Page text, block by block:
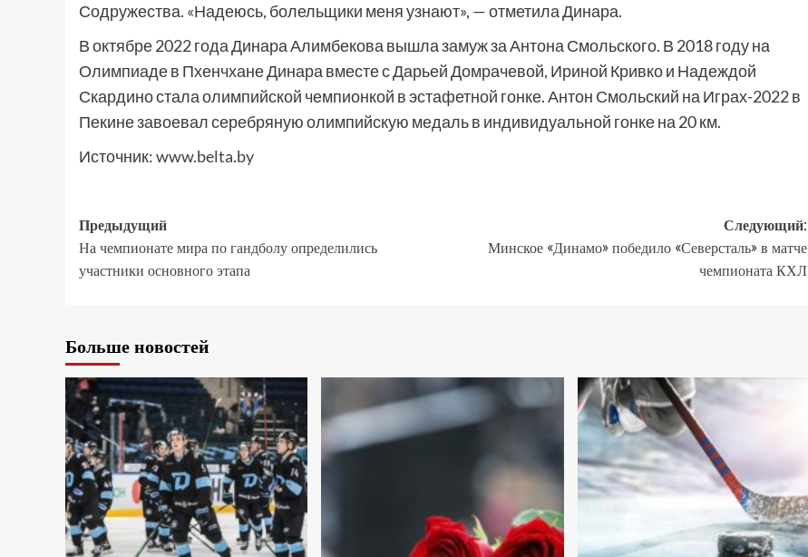
Содружества. «Надеюсь, болельщики меня узнают», — отметила Динара.
В октябре 2022 года Динара Алимбекова вышла замуж за Антона Смольского. В 2018 году на
Олимпиаде в Пхенчхане Динара вместе с Дарьей Домрачевой, Ириной Кривко и Надеждой
Скардино стала олимпийской чемпионкой в эстафетной гонке. Антон Смольский на Играх-2022 в
Пекине завоевал серебряную олимпийскую медаль в индивидуальной гонке на 20 км.
Источник:www.belta.by
Предыдущий
На чемпионате мира по гандболу определились
участники основного этапа
Следующий:
Минское «Динамо» победило «Северсталь» в матче
чемпионата КХЛ
Больше новостей